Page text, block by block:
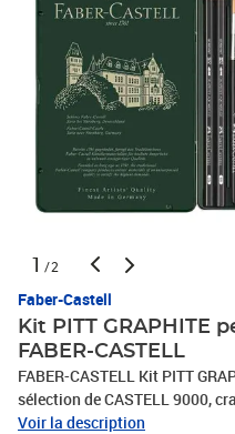
1 /2
Faber-Castell
Kit PITT GRAPHITE
FABER-CASTELL
FABER-CASTELL Kit PITT
sélection de CASTELL 9000,
GRAPHITE PURE et
Voir la description